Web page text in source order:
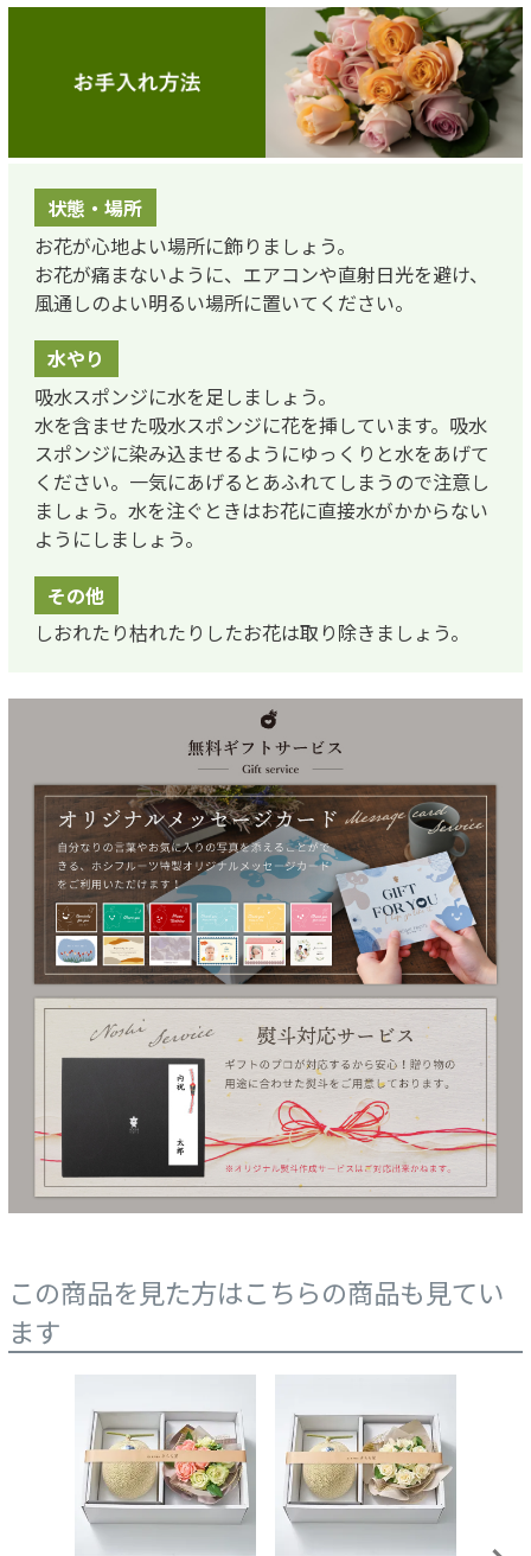
状態・場所
お花が心地よい場所に飾りましょう。
お花が痛まないように、エアコンや直射日光を避け、
風通しのよい明るい場所に置いてください。
水やり
吸水スポンジに水を足しましょう。
水を含ませた吸水スポンジに花を挿しています。吸水
スポンジに染み込ませるようにゆっくりと水をあげて
ください。一気にあげるとあふれてしまうので注意し
ましょう。水を注ぐときはお花に直接水がかからない
ようにしましょう。
その他
しおれたり枯れたりしたお花は取り除きましょう。
この商品を見た方はこちらの商品も見てい
ます